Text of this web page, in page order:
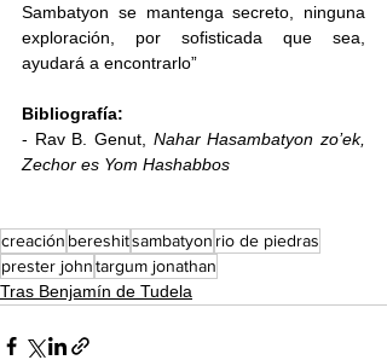
Sambatyon se mantenga secreto, ninguna
exploración, por sofisticada que sea,
ayudará a encontrarlo”
Bibliografía:
- Rav B. Genut, Nahar Hasambatyon zo’ek,
Zechor es Yom Hashabbos
creación bereshitsambatyon rio de piedras
prester johntargum jonathan
Tras Benjamín de Tudela